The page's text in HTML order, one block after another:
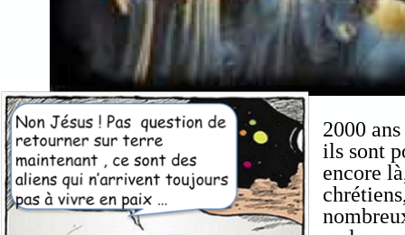
2000
ils sont
encore